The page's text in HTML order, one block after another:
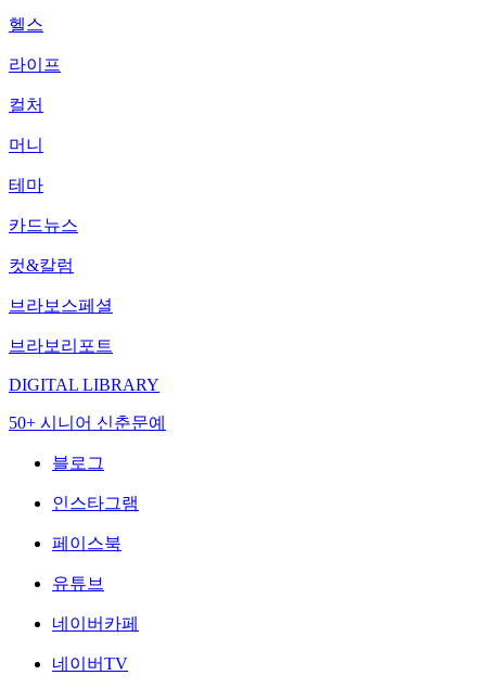
헬스
라이프
컬처
머니
테마
카드뉴스
컷&칼럼
브라보스페셜
브라보리포트
DIGITAL LIBRARY
50+ 시니어 신춘문예
블로그
인스타그램
페이스북
유튜브
네이버카페
네이버TV